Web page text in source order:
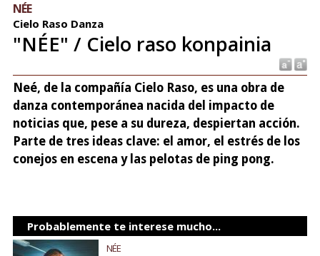
NÉE
Cielo Raso Danza
"NÉE" / Cielo raso konpainia
Neé, de la compañía Cielo Raso, es una obra de
danza contemporánea nacida del impacto de
noticias que, pese a su dureza, despiertan acción.
Parte de tres ideas clave: el amor, el estrés de los
conejos en escena y las pelotas de ping pong.
Probablemente te interese mucho...
NÉE